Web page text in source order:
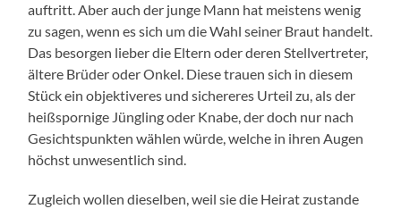
auftritt. Aber auch der junge Mann hat meistens wenig
zu sagen, wenn es sich um die Wahl seiner Braut handelt.
Das besorgen lieber die Eltern oder deren Stellvertreter,
ältere Brüder oder Onkel. Diese trauen sich in diesem
Stück ein objektiveres und sichereres Urteil zu, als der
heißspornige Jüngling oder Knabe, der doch nur nach
Gesichtspunkten wählen würde, welche in ihren Augen
höchst unwesentlich sind.
Zugleich wollen dieselben, weil sie die Heirat zustande